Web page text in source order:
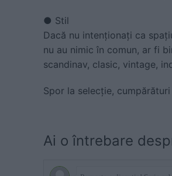
● Stil
Dacă nu intenționați ca
nu au nimic în comun, ar fi
scandinav, clasic, vintage,
Spor la selecție, cumpărături
Ai o întrebare